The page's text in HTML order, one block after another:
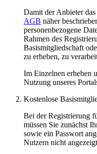
Damit der Anbieter
AGB näher
personenbezogene
Rahmen des
Basismitgliedschaft
zu erheben, zu
Im Einzelnen erheben
Nutzung unseres
Kostenlose
Bei der Registrierung
müssen Sie zunächst
sowie ein Passwort
Nutzern nicht